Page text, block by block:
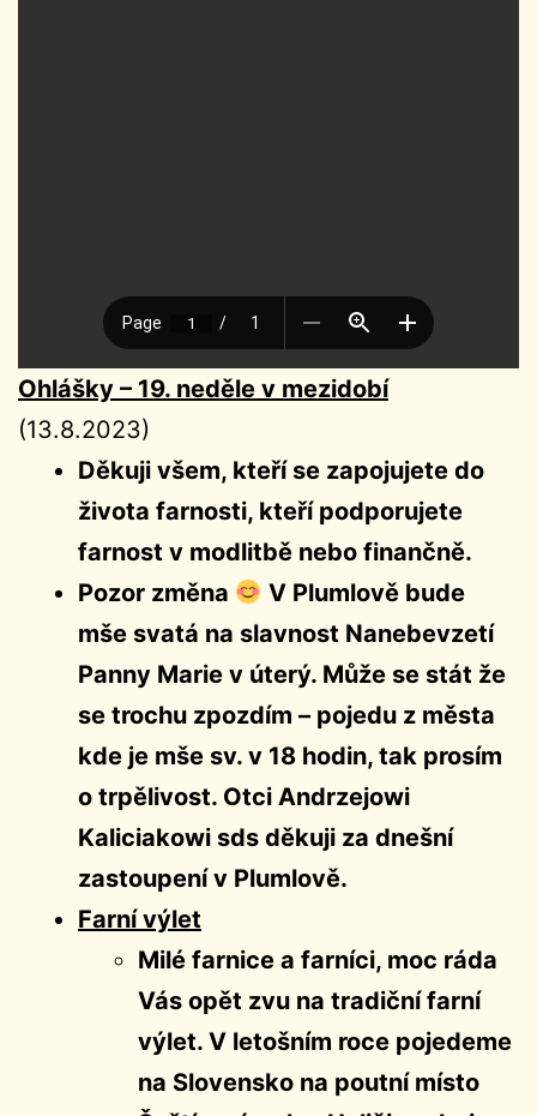
Ohlášky – 19. neděle v mezidobí
(13.8.2023)
Děkuji všem, kteří se zapojujete do
života farnosti, kteří podporujete
farnost v modlitbě nebo finančně.
Pozor změna
V Plumlově bude
mše svatá na slavnost Nanebevzetí
Panny Marie v úterý. Může se stát že
se trochu zpozdím – pojedu z města
kde je mše sv. v 18 hodin, tak prosím
o trpělivost. Otci Andrzejowi
Kaliciakowi sds děkuji za dnešní
zastoupení v Plumlově.
Farní výlet
Milé farnice a farníci, moc ráda
Vás opět zvu na tradiční farní
výlet. V letošním roce pojedeme
na Slovensko na poutní místo